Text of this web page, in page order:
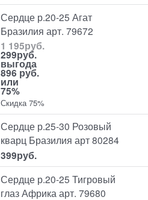
Сердце р.20-25 Агат
Бразилия арт. 79672
1 195руб.
299руб.
выгода
896 руб.
или
75%
Скидка 75%
Сердце р.25-30 Розовый
кварц Бразилия арт 80284
399руб.
Сердце р.20-25 Тигровый
глаз Африка арт. 79680